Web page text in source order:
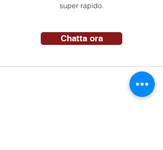
super rapido.
Chatta ora